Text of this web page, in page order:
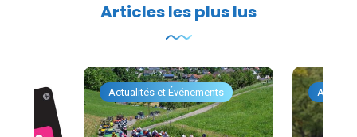
Articles les plus lus
Actualités et Événements